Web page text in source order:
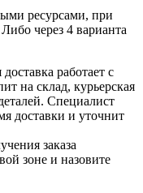
ресурсами, при
через 4 варианта
работает с
на склад, курьерская
Специалист
доставки и уточнит
заказа
зоне и назовите